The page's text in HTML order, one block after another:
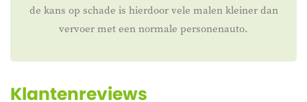
de kans op schade is hierdoor vele malen kleiner dan
vervoer met een normale personenauto.
Klantenreviews